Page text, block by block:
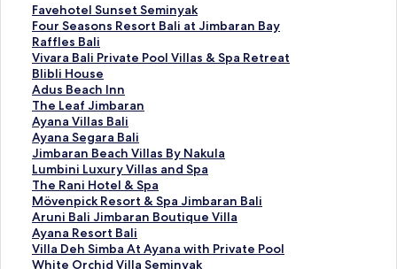
Favehotel Sunset Seminyak
F
a
v
e
h
o
t
e
l
S
u
n
s
e
t
S
e
Four Seasons Resort Bali at Jimbaran Bay
F
o
u
r
S
e
a
s
o
n
s
R
e
s
o
r
Raffles Bali
R
a
f
f
l
e
s
B
a
l
i
的
連
結
Vivara Bali Private Pool Villas & Spa Retreat
V
i
v
a
r
a
B
a
l
i
P
r
i
v
Blibli House
B
l
i
b
l
i
H
o
u
s
e
的
連
Adus Beach Inn
A
d
u
s
B
e
a
c
h
I
n
n
The Leaf Jimbaran
T
h
e
L
e
a
f
J
i
m
b
Ayana Villas Bali
A
y
a
n
a
V
i
l
l
a
Ayana Segara Bali
A
y
a
n
a
S
e
g
a
Jimbaran Beach Villas By Nakula
J
i
m
b
a
r
a
n
Lumbini Luxury Villas and Spa
L
u
m
b
i
n
i
The Rani Hotel & Spa
T
h
e
R
a
n
Mövenpick Resort & Spa Jimbaran Bali
M
ö
v
e
n
Aruni Bali Jimbaran Boutique Villa
A
r
u
n
Ayana Resort Bali
A
y
a
Villa Deh Simba At Ayana with Private Pool
V
iWhite Orchid Villa Seminyak
W